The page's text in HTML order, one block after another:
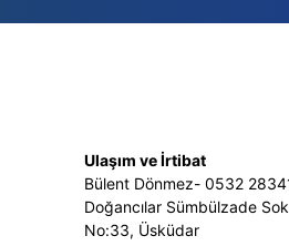
Ulaşım ve İrtibat
Bülent Dönmez- 0532
Doğancılar Sümbülzade
No:33, Üsküdar